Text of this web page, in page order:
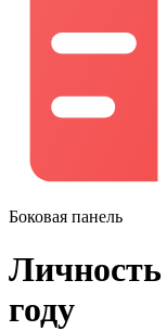
Боковая панель
году